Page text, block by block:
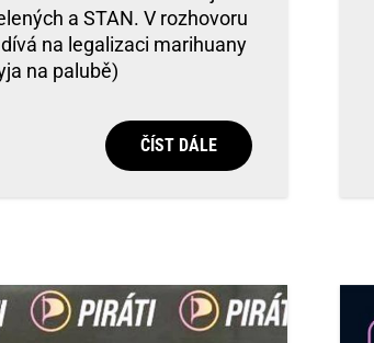
a STAN. V rozhovoru
na legalizaci marihuany
na palubě)
ČÍST DÁLE